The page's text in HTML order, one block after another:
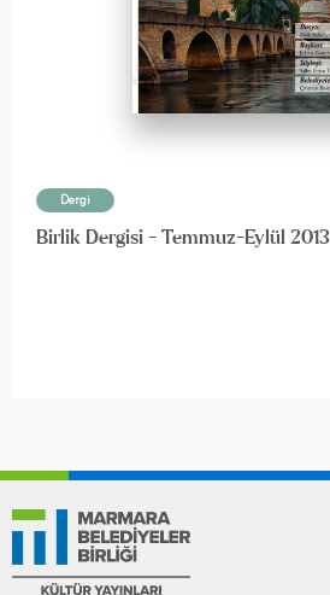
Dergi
Birlik Dergisi - Temmuz-Eylül 2013